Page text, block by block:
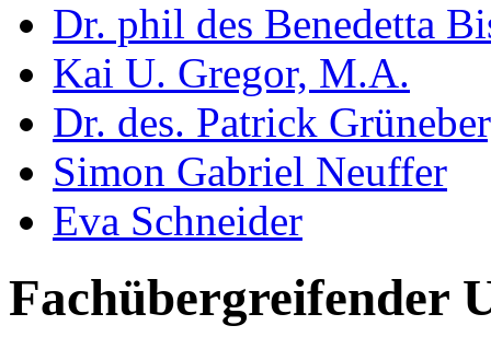
Dr. phil des Benedetta
Kai U. Gregor, M.A.
Dr. des. Patrick
Simon Gabriel Neuffer
Eva Schneider
Fachübergreifender